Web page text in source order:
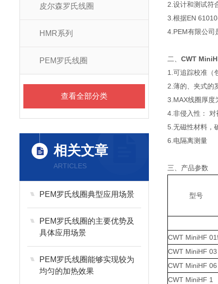
皮尔森罗氏线圈
HMR系列
PEM罗氏线圈
查看全部分类
相关文章
ARTICLES
PEM罗氏线圈典型应用场景
PEM罗氏线圈的主要优势及
具体应用场景
PEM罗氏线圈能够实现较为
均匀的加热效果
2.设计和测试符
3.根据EN
4.PEM有限公司
二、 CWT
1.可追踪校准（
2.薄的、夹式的
3.MAX线圈厚度
4.非侵入性：
5.无磁性材料，
6.电隔离测量
三、产品参数
型号
CWT MiniHF
CWT MiniHF 03
CWT MiniHF 06
CWT MiniHF 1